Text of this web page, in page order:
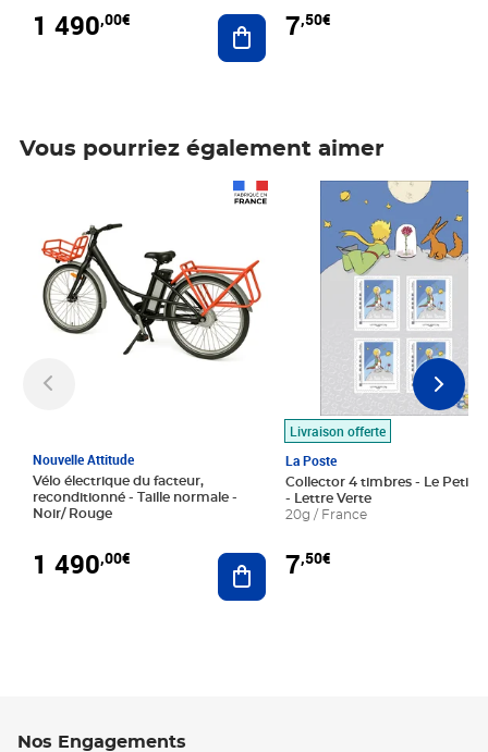
1 490,00€ Ajouter au panier
7,50€
Vous pourriez également aimer
Nouvelle Attitude
Vélo électrique du facteur,
reconditionné - Taille normale -
Noir/ Rouge
1 490,00€ Ajouter au panier
Livraison offerte
La Poste
Collector 4 timbres - Le Petit
- Lettre Verte
20g / France
7,50€
Prix 7,50€
Nos Engagements